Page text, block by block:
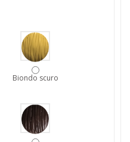
Biondo scuro